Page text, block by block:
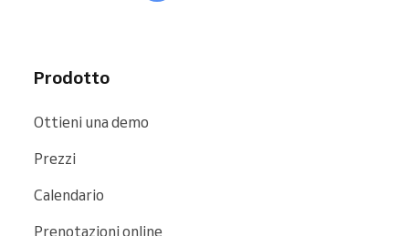
Prodotto
Ottieni una demo
Prezzi
Calendario
Prenotazioni online